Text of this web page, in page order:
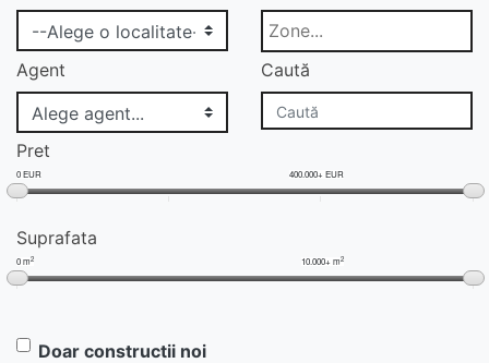
Agent Caută
Pret
0 EUR 400.000+ EUR
Suprafata
0 m2 10.000+ m2
Doar constructii noi